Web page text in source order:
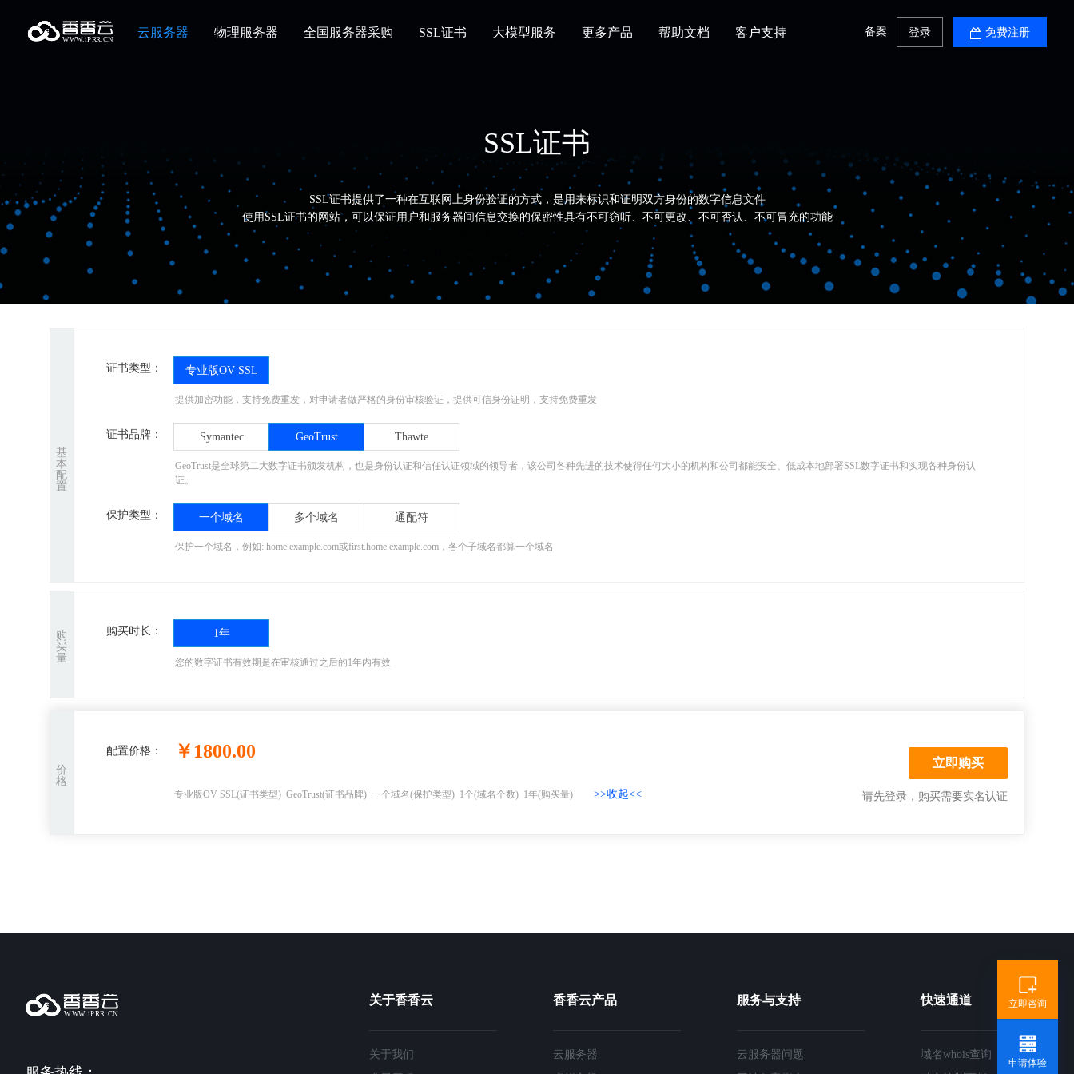
云服务器 物理服务器 全国服务器采购 SSL证书 大模型服务 更多产品 帮助文档 客户支持 备案 登录 免费注册
SSL证书
SSL证书提供了一种在互联网上身份验证的方式，是用来标识和证明双方身份的数字信息文件
使用SSL证书的网站，可以保证用户和服务器间信息交换的保密性具有不可窃听、不可更改、不可否认、不可冒充的功能
基
本
配
置
证书类型： 专业版OV SSL
提供加密功能，支持免费重发，对申请者做严格的身份审核验证，提供可信身份证明，支持免费重发
证书品牌： Symantec GeoTrust Thawte
GeoTrust是全球第二大数字证书颁发机构，也是身份认证和信任认证领域的领导者，该公司各种先进的技术使得任何大小的机构和公司都能安全、低成本地部署SSL数字证书和实现各种身份认
证。
保护类型： 一个域名 多个域名 通配符
保护一个域名，例如: home.example.com或first.home.example.com，各个子域名都算一个域名
购
买
量
购买时长： 1年
您的数字证书有效期是在审核通过之后的1年内有效
价
格
配置价格： ￥ 1800.00
专业版OV SSL(证书类型) GeoTrust(证书品牌) 一个域名(保护类型) 1个(域名个数) 1年(购买量) >>收起<< 请先登录，购买需要实名认证
关于香香云
关于我们
香香云产品
云服务器
服务与支持
云服务器问题
快速通道
域名whois查询
立即咨询
申请体验